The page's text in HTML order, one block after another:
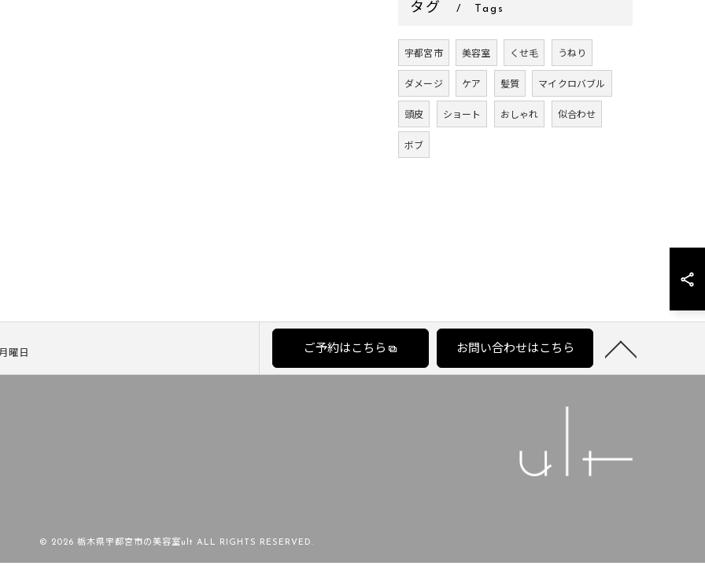
タグ Tags
宇都宮市 美容室 くせ毛 うねり
ダメージ ケア 髪質 マイクロバブル
頭皮 ショート おしゃれ 似合わせ
ボブ
曜日
ご予約はこちら お問い合わせはこちら
© 2026 栃木県宇都宮市の美容室ult ALL RIGHTS RESERVED.